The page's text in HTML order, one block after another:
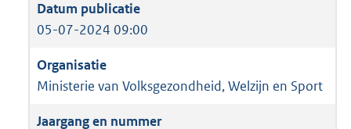
05-07-2024 09:00
Ministerie van Volksgezondheid, Welzijn en Sport